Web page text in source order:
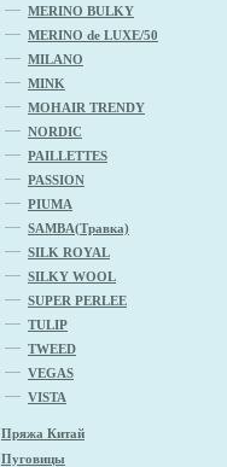
MERINO BULKY
MERINO de LUXE/50
MILANO
MINK
MOHAIR TRENDY
NORDIC
PAILLETTES
PASSION
PIUMA
SAMBA(Травка)
SILK ROYAL
SILKY WOOL
SUPER PERLEE
TULIP
TWEED
VEGAS
VISTA
Пряжа Китай
Пуговицы